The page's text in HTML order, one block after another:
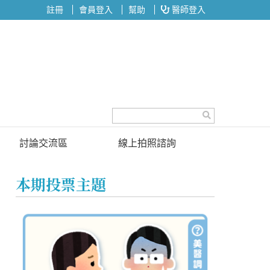
註冊 會員登入 幫助 醫師登入
討論交流區
投票區
線上拍照諮詢
名醫問診室
本期投票主題